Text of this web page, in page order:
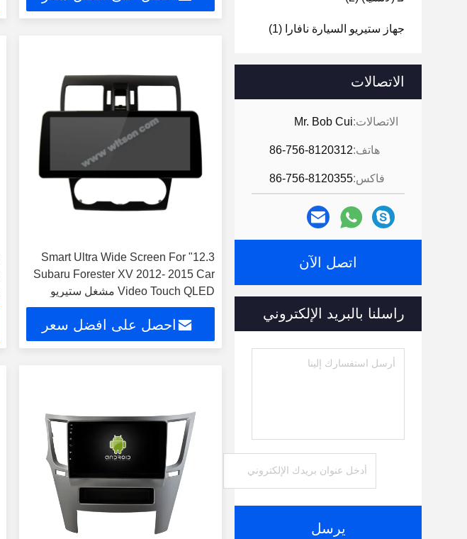
جهاز ستيريو السيارة نافارا (1)
الاتصالات
الاتصالات:Mr. Bob Cui
هاتف:86-756-8120312
فاكس:86-756-8120355
اتصل الآن
راسلنا بالبريد الإلكتروني
يرسل
12.3" Smart Ultra Wide Screen For
Subaru Forester XV 2012- 2015 Car
Video Touch QLED مشغل ستيريو
متعدد الوسائط ((WH2130)
احصل على افضل سعر